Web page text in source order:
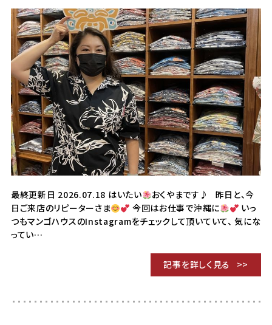
最終更新日 2026.07.18 はいたい
おくやまです♪ 昨日と、今
日ご来店のリピーターさま
今回はお仕事で沖縄に
いっ
つもマンゴハウスのInstagramをチェックして頂いていて、 気にな
ってい…
記事を詳しく見る